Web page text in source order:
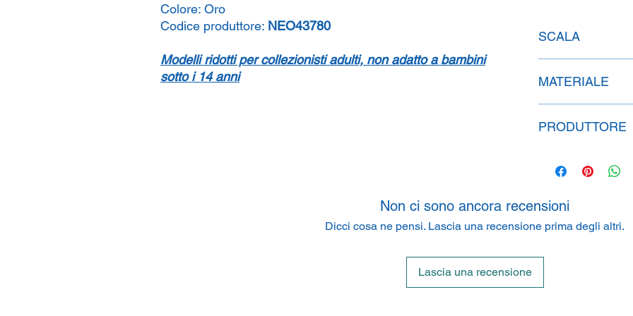
Colore: Oro
Codice produttore: NEO43780
Modelli ridotti per collezionisti adulti, non adatto a bambini
sotto i 14 anni
SCALA
MATERIALE
PRODUTTORE
PO BOX 27, 6660
Non ci sono ancora recensioni
Dicci cosa ne pensi. Lascia una recensione prima degli altri.
Lascia una recensione